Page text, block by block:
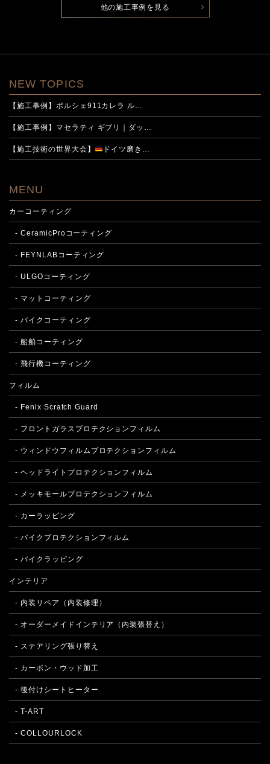
他の施工事例を見る
NEW TOPICS
【施工事例】ポルシェ911カレラ ル…
【施工事例】マセラティ ギブリ｜ダッ…
【施工技術の世界大会】 ドイツ磨き…
MENU
カーコーティング
- CeramicProコーティング
- FEYNLABコーティング
- ULGOコーティング
- マットコーティング
- バイクコーティング
- 船舶コーティング
- 飛行機コーティング
フィルム
- Fenix Scratch Guard
- フロントガラスプロテクションフィルム
- ウィンドウフィルムプロテクションフィルム
- ヘッドライトプロテクションフィルム
- メッキモールプロテクションフィルム
- カーラッピング
- バイクプロテクションフィルム
- バイクラッピング
インテリア
- 内装リペア（内装修理）
- オーダーメイドインテリア（内装張替え）
- ステアリング張り替え
- カーボン・ウッド加工
- 後付けシートヒーター
- T-ART
- COLLOURLOCK